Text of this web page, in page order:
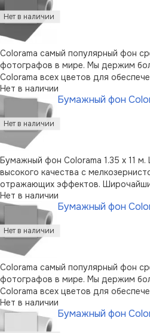
Colorama самый популярный фон
фотографов в мире. Мы держим
Colorama всех цветов для
миру.Высококачественная бумага,
неотражающая
популярный фон для
Нет в наличии
Бумажный фон
Бумажный фон Colorama 1.35 x 11 м.
высокого качества с
отражающих эффектов.
пользуется огромной
Можно перерабатывать
хранение в случае применения C …
Нет в наличии
Бумажный фон
Colorama самый популярный фон
фотографов в мире. Мы держим
Colorama всех цветов для
миру.Высококачественная бумага,
неотражающая
популярный фон для
Нет в наличии
Бумажный фон